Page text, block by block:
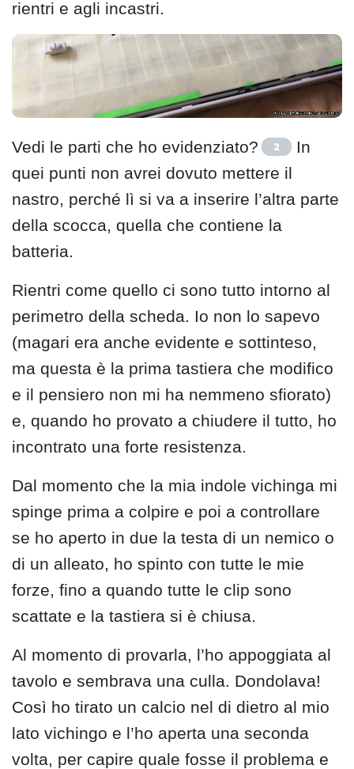
rientri e agli incastri.
Vedi le parti che ho evidenziato? 2
In
quei punti non avrei dovuto mettere il
nastro, perché lì si va a inserire l’altra parte
della scocca, quella che contiene la
batteria.
Rientri come quello ci sono tutto intorno al
perimetro della scheda. Io non lo sapevo
(magari era anche evidente e sottinteso,
ma questa è la prima tastiera che modifico
e il pensiero non mi ha nemmeno sfiorato)
e, quando ho provato a chiudere il tutto, ho
incontrato una forte resistenza.
Dal momento che la mia indole vichinga mi
spinge prima a colpire e poi a controllare
se ho aperto in due la testa di un nemico o
di un alleato, ho spinto con tutte le mie
forze, fino a quando tutte le clip sono
scattate e la tastiera si è chiusa.
Al momento di provarla, l’ho appoggiata al
tavolo e sembrava una culla. Dondolava!
Così ho tirato un calcio nel di dietro al mio
lato vichingo e l’ho aperta una seconda
volta, per capire quale fosse il problema e